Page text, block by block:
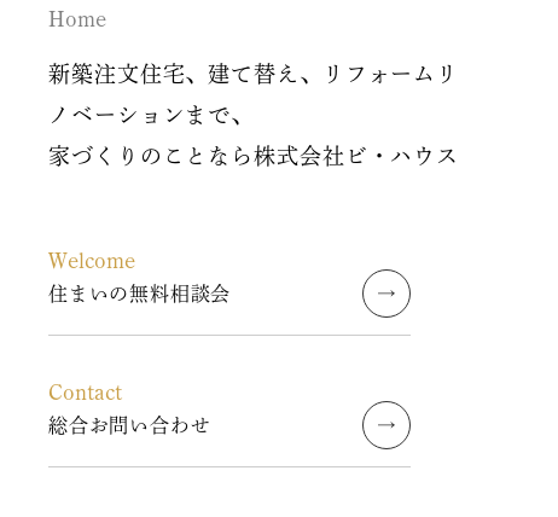
2024年02月 (2)
2023年12月 (1)
2023年07月 (1)
Home
新築注文住宅、建て替え、リフォームリ
ノベーションまで、
家づくりのことなら株式会社ビ・ハウス
Welcome
住まいの無料相談会
Contact
総合お問い合わせ